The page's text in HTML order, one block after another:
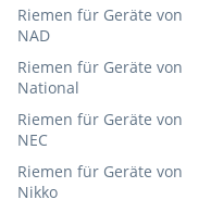
Riemen für Geräte von
NAD
Riemen für Geräte von
National
Riemen für Geräte von
NEC
Riemen für Geräte von
Nikko